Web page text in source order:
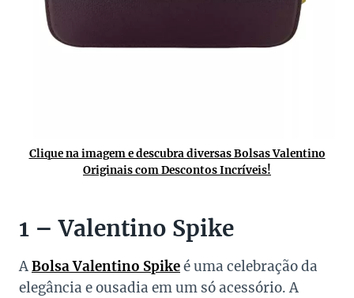
Clique na imagem e descubra diversas Bolsas Valentino
Originais com Descontos Incríveis!
1 – Valentino Spike
ABolsa Valentino Spikeé uma celebração da
elegância e ousadia em um só acessório. A